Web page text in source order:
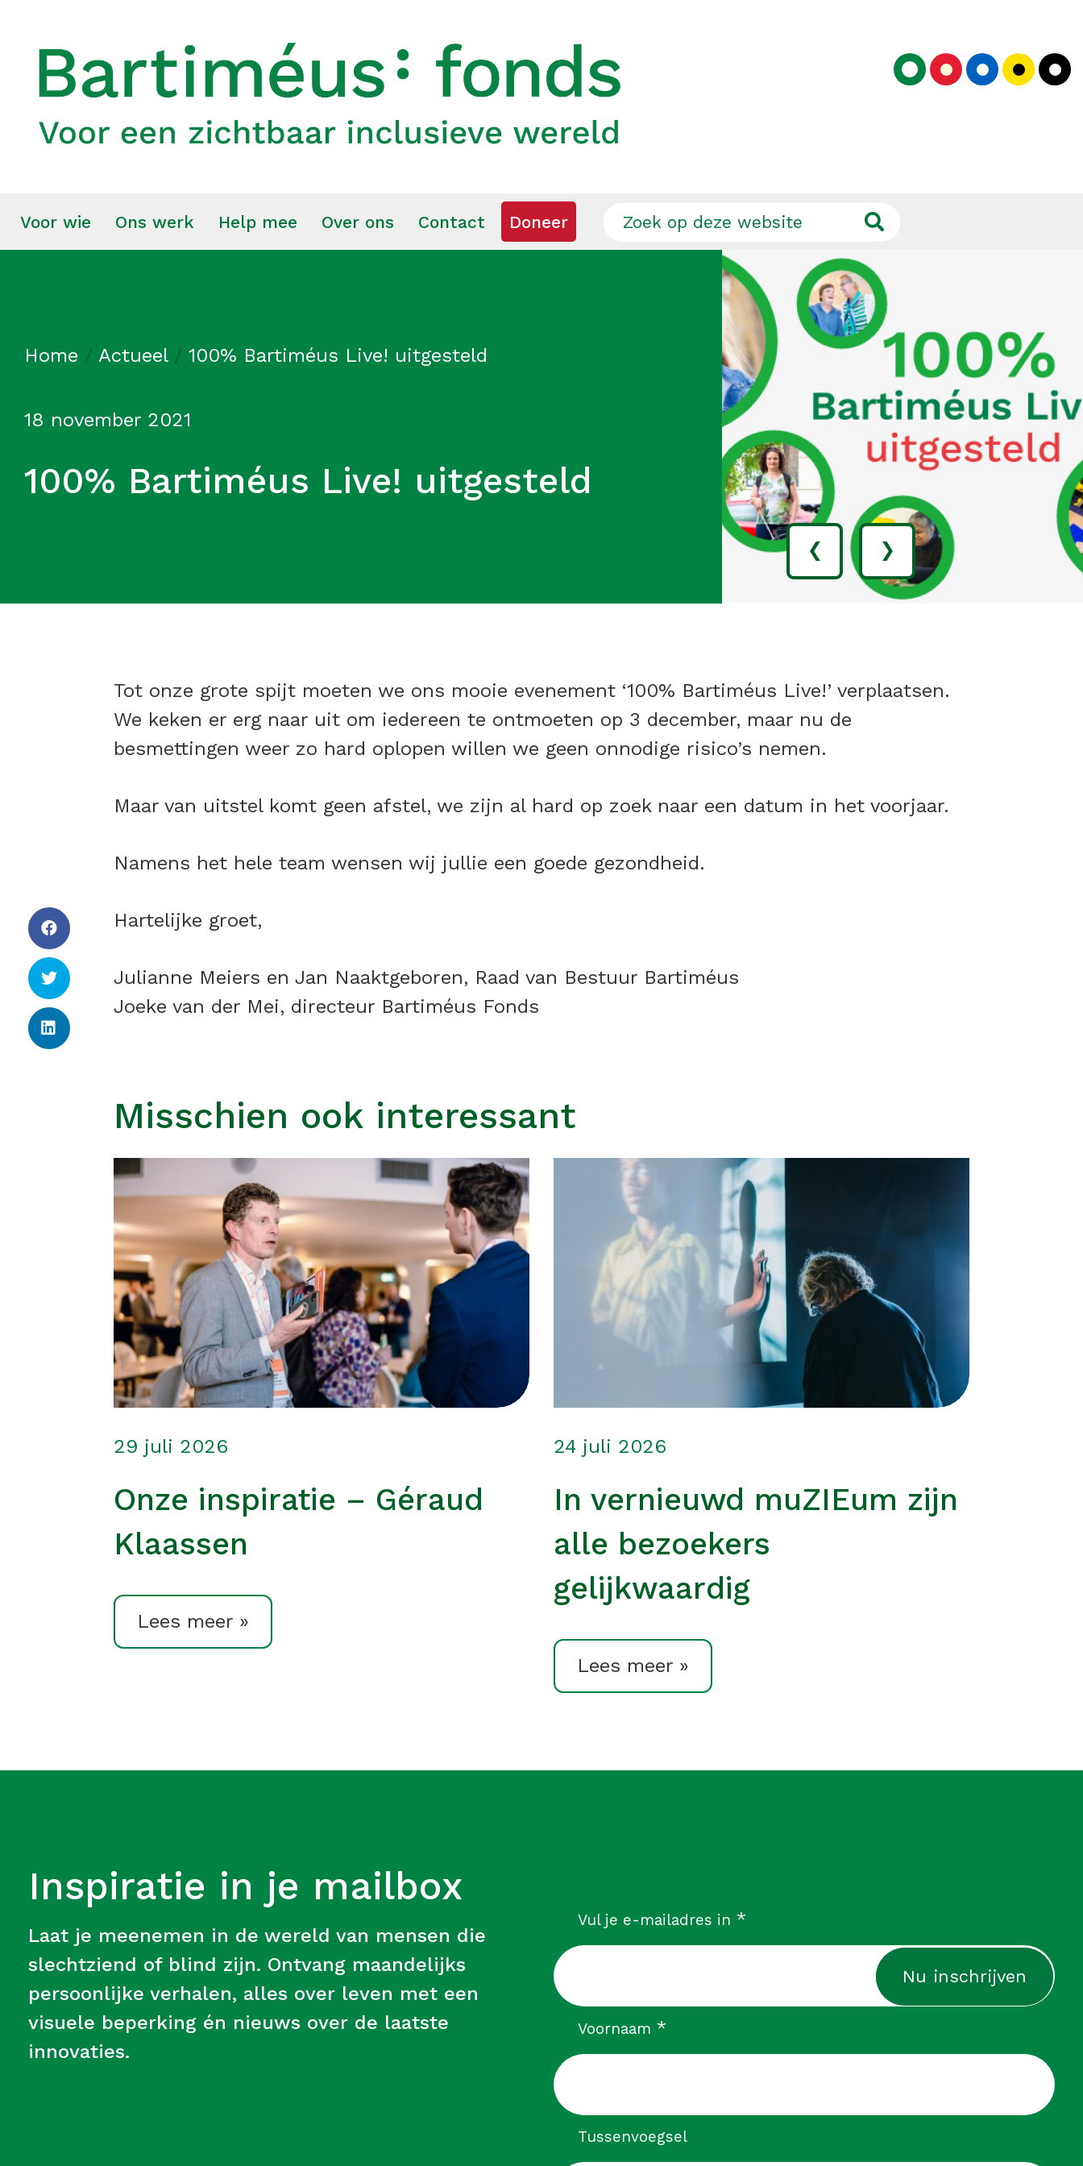
Voor wie Ons werk Help mee Over ons Contact Doneer
Home / Actueel/ 100% Bartiméus Live! uitgesteld
100% Bartiméus Live! uitgesteld
18 november 2021
‹ ›
Tot onze grote spijt moeten we ons mooie evenement ‘100% Bartiméus Live!’ verplaatsen.
We keken er erg naar uit om iedereen te ontmoeten op 3 december, maar nu de
besmettingen weer zo hard oplopen willen we geen onnodige risico’s nemen.
Maar van uitstel komt geen afstel, we zijn al hard op zoek naar een datum in het voorjaar.
Namens het hele team wensen wij jullie een goede gezondheid.
Hartelijke groet,
Julianne Meiers en Jan Naaktgeboren, Raad van Bestuur Bartiméus
Joeke van der Mei, directeur Bartiméus Fonds
Misschien ook interessant
Onze inspiratie – Géraud
Klaassen
29 juli 2026
Lees meer »
In vernieuwd muZIEum zijn
alle bezoekers
gelijkwaardig
24 juli 2026
Lees meer »
Inspiratie in je mailbox
Laat je meenemen in de wereld van mensen die
slechtziend of blind zijn. Ontvang maandelijks
persoonlijke verhalen, alles over leven met een
visuele beperking én nieuws over de laatste
innovaties.
Vul je e-mailadres in *verplicht
Voornaam *verplicht
Tussenvoegsel